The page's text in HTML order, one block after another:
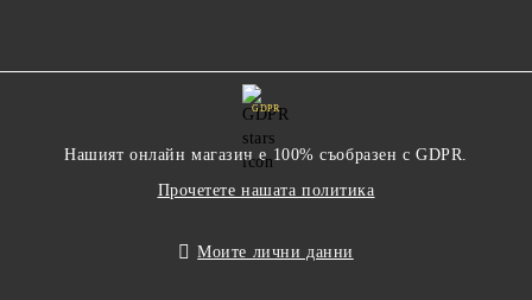
GDPR
Нашият онлайн магазин е 100% съобразен с GDPR.
Прочетете нашата политика
Моите лични данни